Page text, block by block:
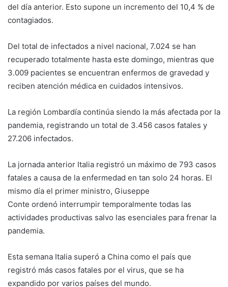
del día anterior. Esto supone un incremento del 10,4 % de
contagiados.
Del total de infectados a nivel nacional, 7.024 se han
recuperado totalmente hasta este domingo, mientras que
3.009 pacientes se encuentran enfermos de gravedad y
reciben atención médica en cuidados intensivos.
La región Lombardía continúa siendo la más afectada por la
pandemia, registrando un total de 3.456 casos fatales y
27.206 infectados.
La jornada anterior Italia registró un máximo de 793 casos
fatales a causa de la enfermedad en tan solo 24 horas. El
mismo día el primer ministro, Giuseppe
Conte ordenó interrumpir temporalmente todas las
actividades productivas salvo las esenciales para frenar la
pandemia.
Esta semana Italia superó a China como el país que
registró más casos fatales por el virus, que se ha
expandido por varios países del mundo.